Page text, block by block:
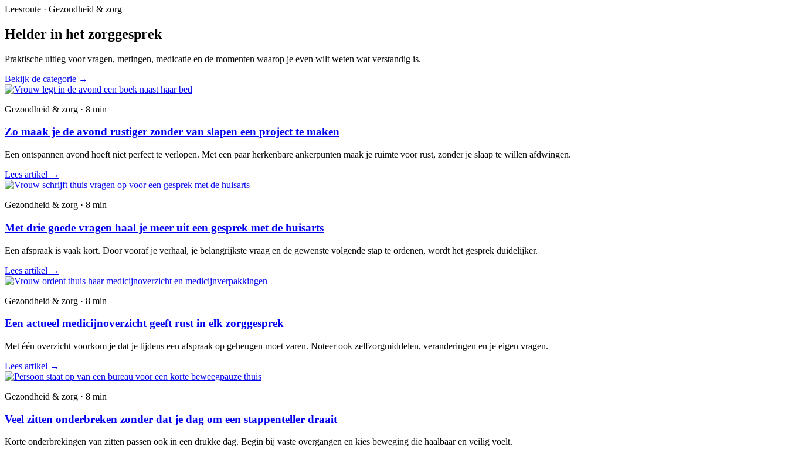
Leesroute · Gezondheid & zorg
Helder in het zorggesprek
Praktische uitleg voor vragen, metingen, medicatie en de momenten waarop je even wilt weten wat verstandig is.
Bekijk de categorie →
Gezondheid & zorg · 8 min
Zo maak je de avond rustiger zonder van slapen een project te maken
Een ontspannen avond hoeft niet perfect te verlopen. Met een paar herkenbare ankerpunten maak je ruimte voor rust, zonder je slaap te willen afdwingen.
Lees artikel →
Gezondheid & zorg · 8 min
Met drie goede vragen haal je meer uit een gesprek met de huisarts
Een afspraak is vaak kort. Door vooraf je verhaal, je belangrijkste vraag en de gewenste volgende stap te ordenen, wordt het gesprek duidelijker.
Lees artikel →
Gezondheid & zorg · 8 min
Een actueel medicijnoverzicht geeft rust in elk zorggesprek
Met één overzicht voorkom je dat je tijdens een afspraak op geheugen moet varen. Noteer ook zelfzorgmiddelen, veranderingen en je eigen vragen.
Lees artikel →
Gezondheid & zorg · 8 min
Veel zitten onderbreken zonder dat je dag om een stappenteller draait
Korte onderbrekingen van zitten passen ook in een drukke dag. Begin bij vaste overgangen en kies beweging die haalbaar en veilig voelt.